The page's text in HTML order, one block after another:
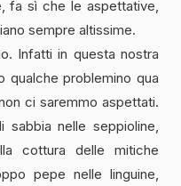
fa sì che le aspettative,
sempre altissime.
Infatti in questa nostra
qualche problemino qua
ci saremmo aspettati.
sabbia nelle seppioline,
cottura delle mitiche
pepe nelle linguine,